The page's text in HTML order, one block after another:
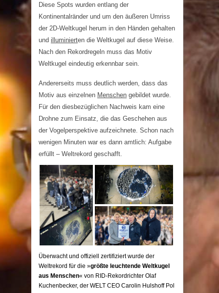
Diese Spots wurden entlang der
Kontinentalränder und um den äußeren Umriss
der 2D-Weltkugel herum in den Händen gehalten
und illuminierten die Weltkugel auf diese Weise.
Nach den Rekordregeln muss das Motiv
Weltkugel eindeutig erkennbar sein.
Andererseits muss deutlich werden, dass das
Motiv aus einzelnen Menschen gebildet wurde.
Für den diesbezüglichen Nachweis kam eine
Drohne zum Einsatz, die das Geschehen aus
der Vogelperspektive aufzeichnete. Schon nach
wenigen Minuten war es dann amtlich: Aufgabe
erfüllt – Weltrekord geschafft.
Überwacht und offiziell zertifiziert wurde der
Weltrekord für die »größte leuchtende Weltkugel
aus Menschen« von RID-Rekordrichter Olaf
Kuchenbecker, der WELT CEO Carolin Hulshoff Pol